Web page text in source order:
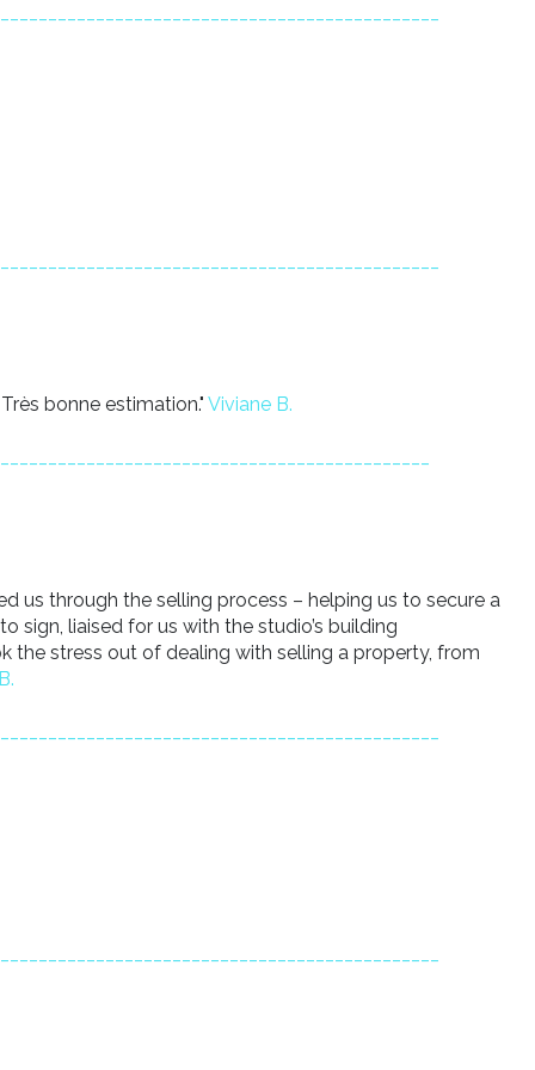
bonne estimation." Viviane B.
us through the selling process – helping us to secure a
sign, liaised for us with the studio’s building
the stress out of dealing with selling a property, from